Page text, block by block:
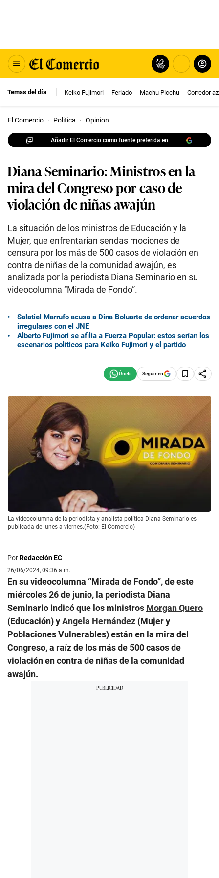
Temas del día Keiko Fujimori Feriado Machu Picchu Corredor
El Comercio · Politica · Opinion
Añadir El Comercio como fuente preferida en
Diana Seminario: Ministros en la
mira del Congreso por caso de
violación de niñas awajún
La situación de los ministros de Educación y la
Mujer, que enfrentarían sendas mociones de
censura por los más de 500 casos de violación en
contra de niñas de la comunidad awajún, es
analizada por la periodista Diana Seminario en su
videocolumna “Mirada de Fondo”.
Salatiel Marrufo acusa a Dina Boluarte de ordenar acuerdos
irregulares con el JNE
Alberto Fujimori se afilia a Fuerza Popular: estos serían los
escenarios políticos para Keiko Fujimori y el partido
Seguir en
La videocolumna de la periodista y analista política Diana Seminario es
publicada de lunes a viernes.(Foto: El Comercio)
PorRedacción EC
26/06/2024, 09:36 a.m.
En su videocolumna “Mirada de Fondo”, de este
miércoles 26 de junio, la periodista Diana
Seminario indicó que los ministros Morgan Quero
(Educación) yAngela Hernández (Mujer y
Poblaciones Vulnerables) están en la mira del
Congreso, a raíz de los más de 500 casos de
violación en contra de niñas de la comunidad
awajún.